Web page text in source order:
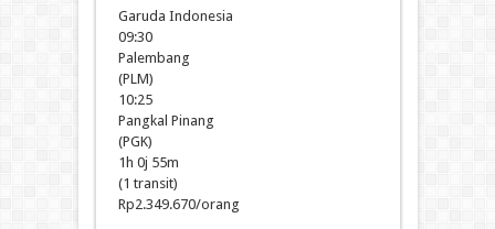
Garuda Indonesia
09:30
Palembang
(PLM)
10:25
Pangkal Pinang
(PGK)
1h 0j 55m
(1 transit)
Rp2.349.670/orang